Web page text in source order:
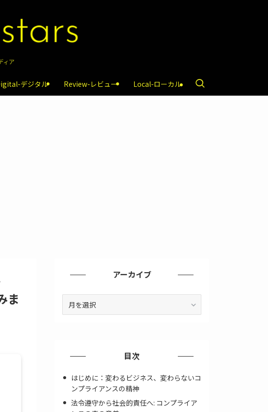
ィア
デジタル Review-レビュー Local-ローカル
ま
アーカイブ
目次
はじめに：変わるビジネス、変わらないコ
ンプライアンスの精神
法令遵守から社会的責任へ: コンプライア